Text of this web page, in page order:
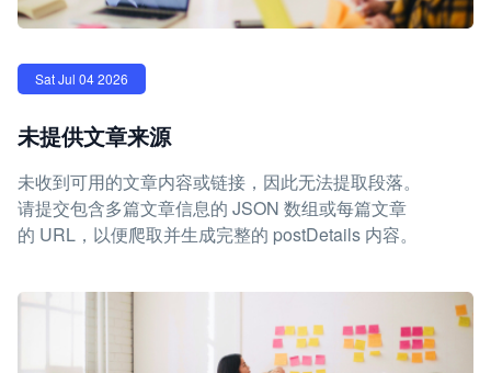
Sat Jul 04 2026
未提供文章来源
未收到可用的文章内容或链接，因此无法提取段落。
请提交包含多篇文章信息的 JSON 数组或每篇文章
的 URL，以便爬取并生成完整的 postDetails 内容。